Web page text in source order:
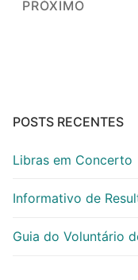
PRÓXIMO
POSTS RECENTES
Libras em Concerto
Informativo de
Guia do Voluntário